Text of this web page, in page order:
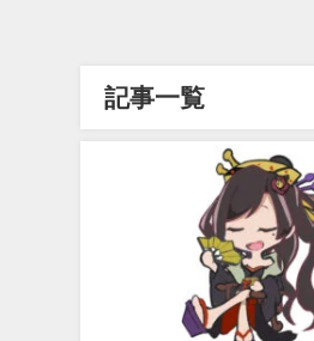
記事一覧